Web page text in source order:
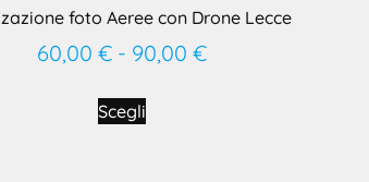
foto Aeree con Drone Lecce
60,00 € - 90,00 €
Scegli